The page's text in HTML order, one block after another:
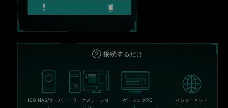
② 接続するだけ
10G NAS/サーバー
ワークステーショ
ゲーミングPC インターネット